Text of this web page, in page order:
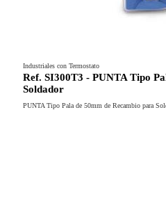
Industriales con Termostato
Ref. SI300T3 - PUNTA Tipo
Soldador
PUNTA Tipo Pala de 50mm de Recambio para